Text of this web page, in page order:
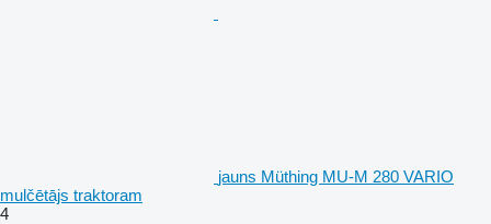
jauns Müthing MU-M 280 VARIO
mulčētājs traktoram
4